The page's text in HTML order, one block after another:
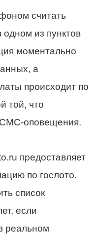
считать
из пунктов
моментально
а
происходит по
той, что
СМС-оповещения.
предоставляет
по гослото.
список
если
реальном